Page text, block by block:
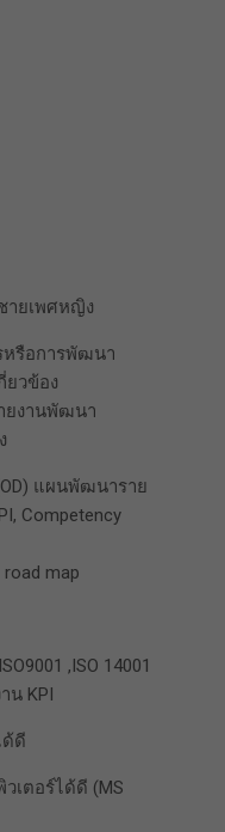
ายเพศหญิง
รือการพัฒนา
ยวข้อง
ยงานพัฒนา
แผนพัฒนาราย
Competency
road map
,ISO 14001
น KPI
ด้ดี
เตอร์ได้ดี (MS